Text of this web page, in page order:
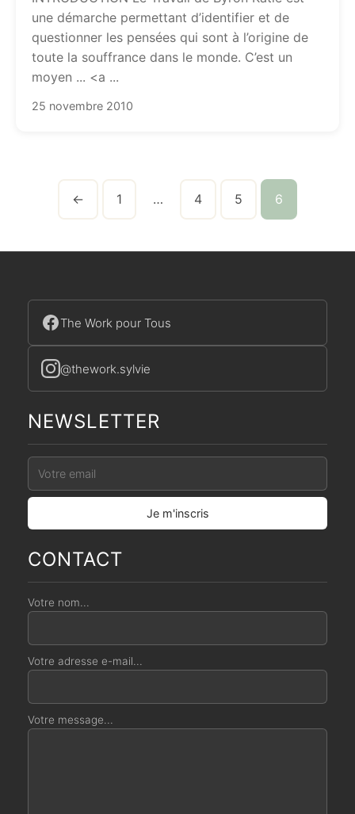
une démarche permettant d’identifier et de
questionner les pensées qui sont à l’origine de
toute la souffrance dans le monde. C’est un
moyen ... <a ...
25 novembre 2010
← 1 … 4 5 6
The Work pour Tous
@thework.sylvie
NEWSLETTER
CONTACT
Votre nom...
Votre adresse e-mail...
Votre message...